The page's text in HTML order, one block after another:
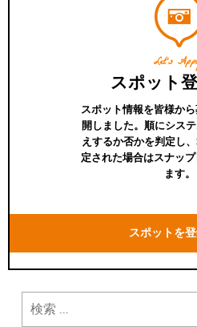
Let’s
スポット
スポット情報を皆様か
開しました。順にシス
えするか否かを判定し
定された場合はスナッ
ます。
スポットを